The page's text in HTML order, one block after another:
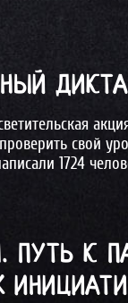
свой
1724
ПУТЬ К